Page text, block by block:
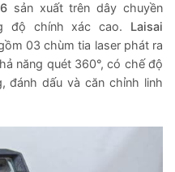
sản xuất trên dây chuyền
độ chính xác cao. Laisai
03 chùm tia laser phát ra
năng quét 360°, có chế độ
đánh dấu và căn chỉnh linh